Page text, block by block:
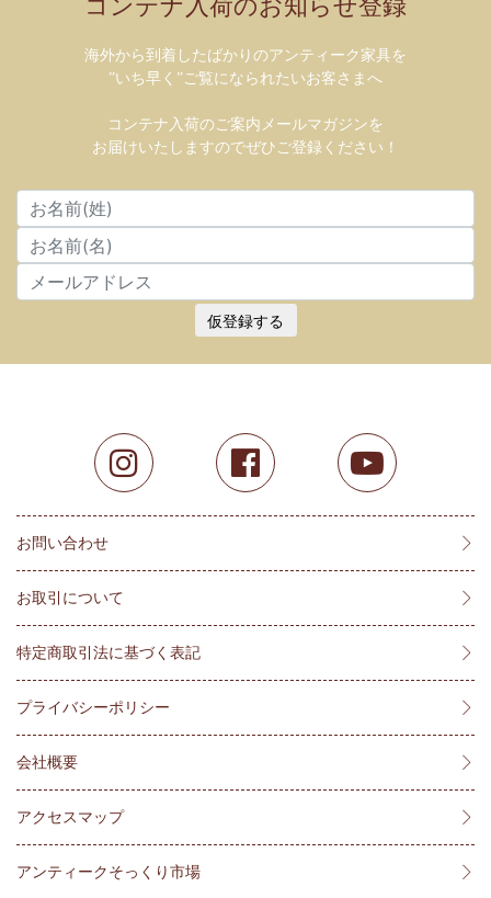
コンテナ入荷のお知らせ登録
海外から到着したばかりのアンティーク家具を
”いち早く”ご覧になられたいお客さまへ
コンテナ入荷のご案内メールマガジンを
お届けいたしますのでぜひご登録ください！
仮登録する
お問い合わせ
お取引について
特定商取引法に基づく表記
プライバシーポリシー
会社概要
アクセスマップ
アンティークそっくり市場